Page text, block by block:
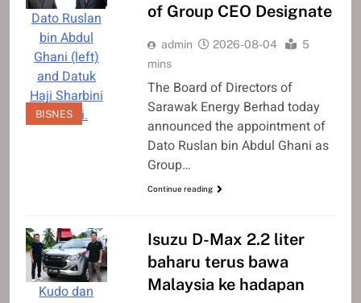
Dato Ruslan
bin Abdul
Ghani (left)
and Datuk
Haji Sharbini
Suhaili.
BISNES
of Group CEO Designate
admin 2026-08-04
5
mins
The Board of Directors of
Sarawak Energy Berhad today
announced the appointment of
Dato Ruslan bin Abdul Ghani as
Group…
Continue reading
Kudo dan
Isuzu D-Max 2.2 liter
baharu terus bawa
Malaysia ke hadapan